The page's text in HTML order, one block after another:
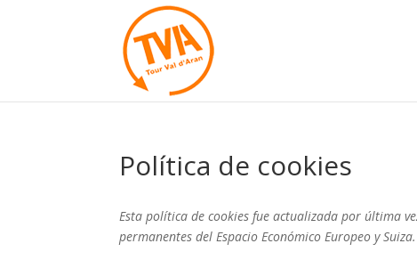
Política de cookies
Esta política de cookies fue actualizada por última
permanentes del Espacio Económico Europeo y Suiza.